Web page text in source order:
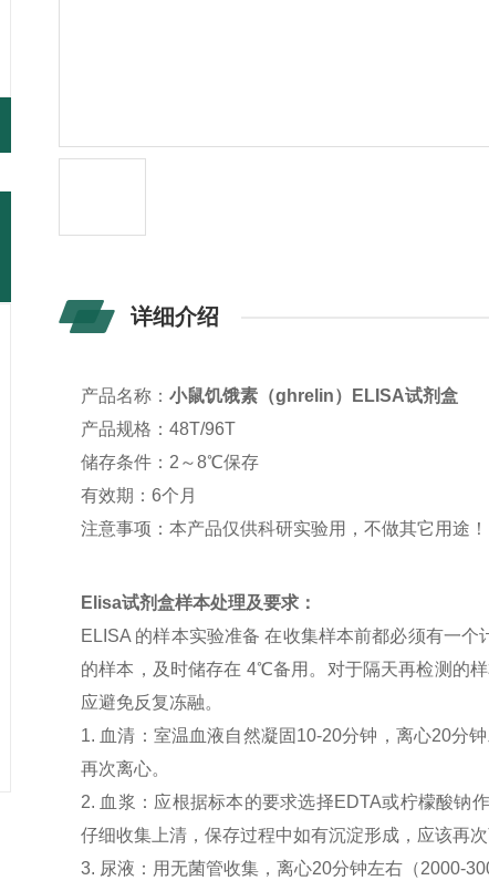
详细介绍
产品名称：小鼠饥饿素（ghrelin）ELISA试剂盒
产品规格：48T/96T
储存条件：2～8℃保存
有效期：6个月
注意事项：本产品仅供科研实验用，不做其它用途！
Elisa试剂盒样本处理及要求：
ELISA 的样本实验准备 在收集样本前都必须有一
的样本，及时储存在 4℃备用。对于隔天再检测的
应避免反复冻融。
1. 血清：室温血液自然凝固10-20分钟，离心20分
再次离心。
2. 血浆：应根据标本的要求选择EDTA或柠檬酸钠
仔细收集上清，保存过程中如有沉淀形成，应该再次
3. 尿液：用无菌管收集，离心20分钟左右（2000-